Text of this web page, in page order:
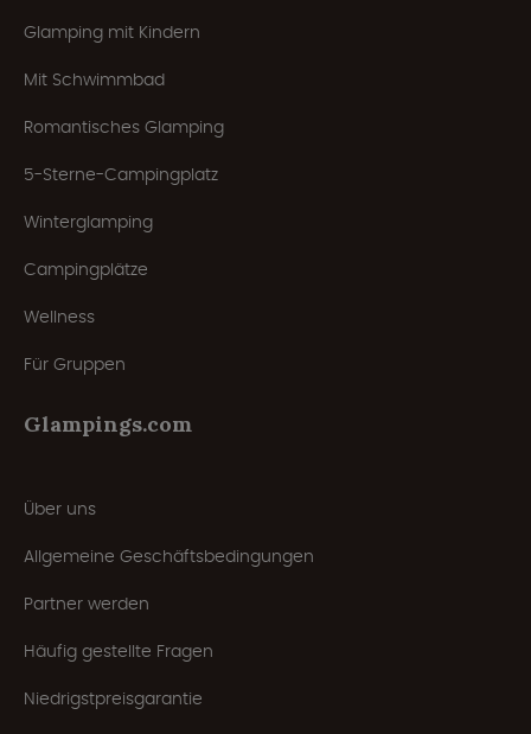
Glamping mit Kindern
Mit Schwimmbad
Romantisches Glamping
5-Sterne-Campingplatz
Winterglamping
Campingplätze
Wellness
Für Gruppen
Glampings.com
Über uns
Allgemeine Geschäftsbedingungen
Partner werden
Häufig gestellte Fragen
Niedrigstpreisgarantie